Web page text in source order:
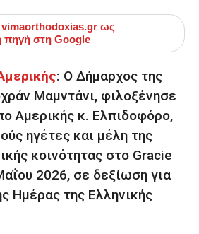
vimaorthodoxias.gr ως
πηγή στη Google
: Ο Δήμαρχος της
Μαμντάνι, φιλοξένησε
Αμερικής κ. Ελπιδοφόρο,
ηγέτες και μέλη της
κοινότητας στο Gracie
2026, σε δεξίωση για
Ημέρας της Ελληνικής